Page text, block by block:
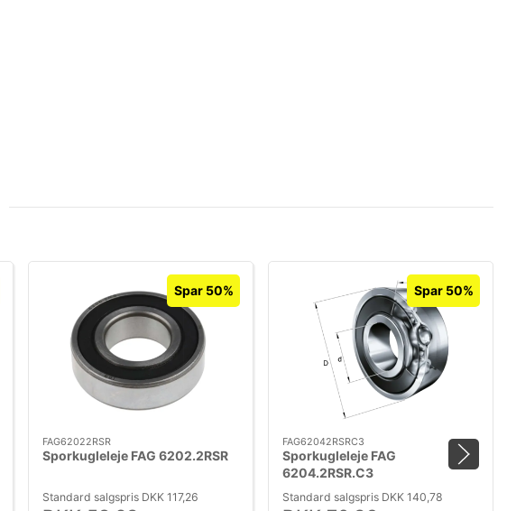
Spar 50%
FAG62022RSR
Sporkugleleje FAG 6202.2RSR
Standard salgspris DKK 117,26
Spar 50%
FAG62042RSRC3
Sporkugleleje FAG
6204.2RSR.C3
Standard salgspris DKK 140,78